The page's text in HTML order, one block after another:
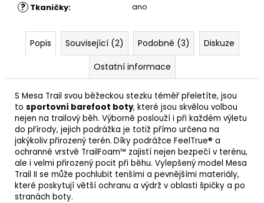
? Tkaničky: ano
Popis Související (2) Podobné (3)
Diskuze
Ostatní informace
S Mesa Trail svou běžeckou stezku téměř přeletíte, jsou
to sportovní barefoot boty, které jsou skvělou volbou
nejen na trailový běh. Výborně poslouží i při každém výletu
do přírody, jejich podrážka je totiž přímo určena na
jakýkoliv přirozený terén. Díky podrážce FeelTrue® a
ochranné vrstvě TrailFoam™ zajistí nejen bezpečí v terénu,
ale i velmi přirozený pocit při běhu. Vylepšený model Mesa
Trail II se může pochlubit tenšími a pevnějšími materiály,
které poskytují větší ochranu a výdrž v oblasti špičky a po
stranách boty.
NEUTRAL